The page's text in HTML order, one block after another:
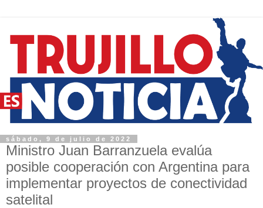
sábado, 9 de julio de 2022
Ministro Juan Barranzuela evalúa
posible cooperación con Argentina para
implementar proyectos de conectividad
satelital